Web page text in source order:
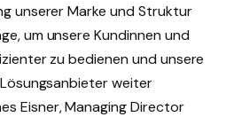
unserer Marke und Struktur
um unsere Kundinnen und
zu bedienen und unsere
weiter
Eisner, Managing Director